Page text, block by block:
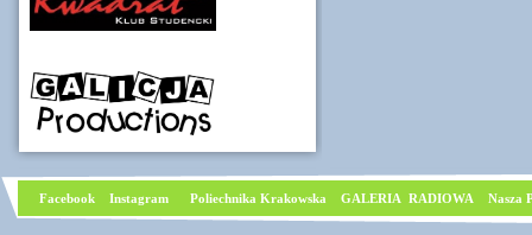
Facebook Instagram Poliechnika Krakowska GALERIA RADIOWA Nasza